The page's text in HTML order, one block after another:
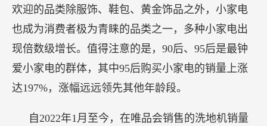
欢迎的品类除服饰、鞋包、黄金饰品之外，小家电
也成为消费者极为青睐的品类之一，多种小家电出
现倍数级增长。值得注意的是，90后、95后是最钟
爱小家电的群体，其中95后购买小家电的销量上涨
达197%，涨幅远远领先其他年龄段。
自2022年1月至今，在唯品会销售的洗地机销量